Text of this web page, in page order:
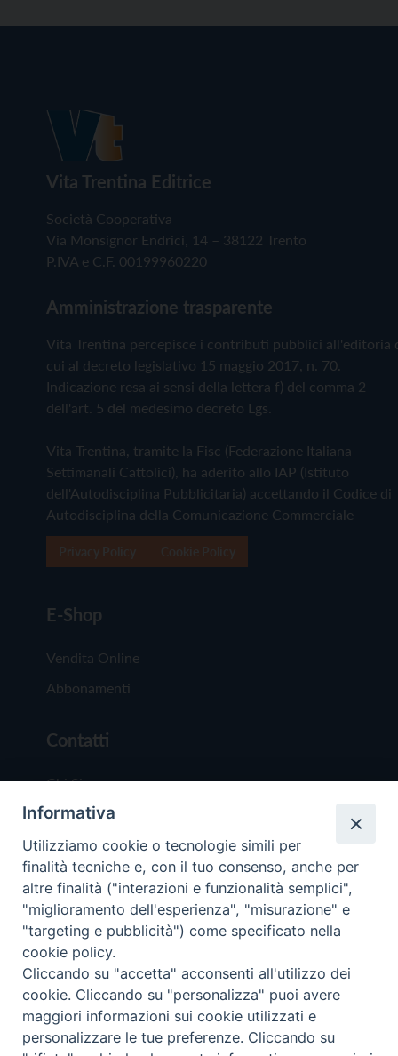
Vita Trentina Editrice
Società Cooperativa
Via Monsignor Endrici, 14 – 38122 Trento
P.IVA e C.F. 00199960220
Amministrazione trasparente
Vita Trentina percepisce i contributi pubblici all'editoria
cui al decreto legislativo 15 maggio 2017, n. 70.
Indicazione resa ai sensi della lettera f) del comma 2
dell'art. 5 del medesimo decreto Lgs.
Vita Trentina, tramite la Fisc (Federazione Italiana
Settimanali Cattolici), ha aderito allo IAP (Istituto
dell'Autodisciplina Pubblicitaria) accettando il Codice di
Autodisciplina della Comunicazione Commerciale
E-Shop
Vendita Online
Abbonamenti
Contatti
Chi Siamo
Redazione
Scrivici
Copyright © 2019 - Tutti i diritti riservati - Vita
Trentina Editrice
Privacy Policy
Torna
Informativa
Utilizziamo cookie o tecnologie simili per
finalità tecniche e, con il tuo consenso, anche per
altre finalità ("interazioni e funzionalità semplici",
"miglioramento dell'esperienza", "misurazione" e
"targeting e pubblicità") come specificato nella
cookie policy.
Cliccando su "accetta" acconsenti all'utilizzo dei
cookie. Cliccando su "personalizza" puoi avere
maggiori informazioni sui cookie utilizzati e
personalizzare le tue preferenze. Cliccando su